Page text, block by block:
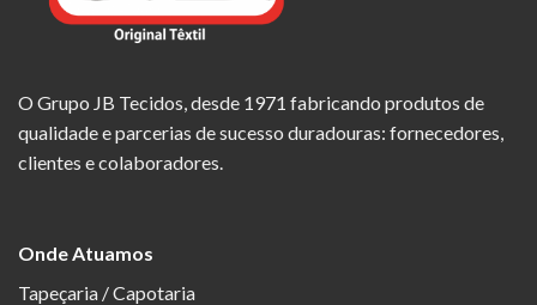
O Grupo JB Tecidos, desde 1971 fabricando produtos de
qualidade e parcerias de sucesso duradouras: fornecedores,
clientes e colaboradores.
Onde Atuamos
Tapeçaria / Capotaria